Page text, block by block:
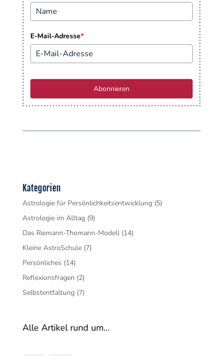
E-Mail-Adresse*
Abonnieren
Kategorien
Astrologie für Persönlichkeitsentwicklung (5)
Astrologie im Alltag (9)
Das Riemann-Thomann-Modell(14)
Kleine AstroSchule(7)
Persönliches (14)
Reflexionsfragen (2)
Selbstentfaltung (7)
Alle Artikel rund um…